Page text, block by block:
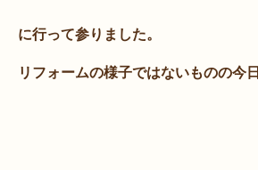
に行って参りました。
リフォームの様子ではないものの今